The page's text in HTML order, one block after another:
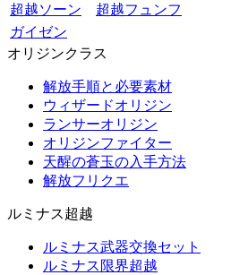
超越ソーン
超越フュンフ
ガイゼン
オリジンクラス
解放手順と必要素材
ウィザードオリジン
ランサーオリジン
オリジンファイター
天醒の蒼玉の入手方法
解放フリクエ
ルミナス超越
ルミナス武器交換セット
ルミナス限界超越